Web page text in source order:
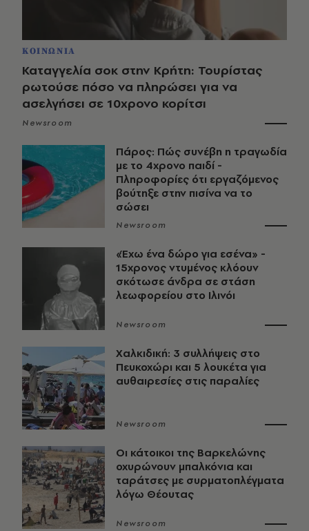
ΚΟΙΝΩΝΙΑ
Καταγγελία σοκ στην Κρήτη: Τουρίστας
ρωτούσε πόσο να πληρώσει για να
ασελγήσει σε 10χρονο κορίτσι
Newsroom
Πάρος: Πώς συνέβη η τραγωδία
με το 4χρονο παιδί -
Πληροφορίες ότι εργαζόμενος
βούτηξε στην πισίνα να το
σώσει
Newsroom
«Έχω ένα δώρο για εσένα» -
15χρονος ντυμένος κλόουν
σκότωσε άνδρα σε στάση
λεωφορείου στο Ιλινόι
Newsroom
Χαλκιδική: 3 συλλήψεις στο
Πευκοχώρι και 5 λουκέτα για
αυθαιρεσίες στις παραλίες
Newsroom
Οι κάτοικοι της Βαρκελώνης
οχυρώνουν μπαλκόνια και
ταράτσες με συρματοπλέγματα
λόγω Θέουτας
Newsroom